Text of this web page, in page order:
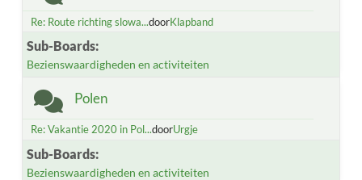
Re: Route richting slowa...doorKlapband
Sub-Boards
Bezienswaardigheden en activiteiten
Polen
Re: Vakantie 2020 in Pol...doorUrgje
Sub-Boards
Bezienswaardigheden en activiteiten